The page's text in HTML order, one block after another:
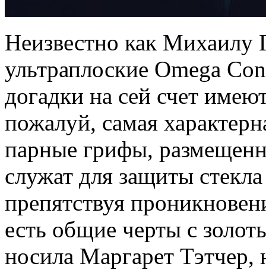
Неизвестно как Михаилу
ультраплоские Omega
догадки на сей счет
пожалуй, самая
парные грифы,
служат для защиты
препятствуя
есть общие черты с
носила Маргарет